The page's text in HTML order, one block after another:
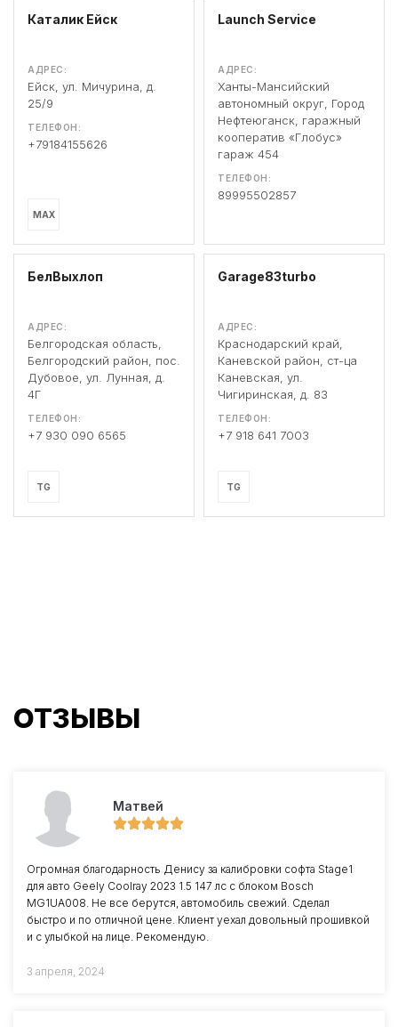
Каталик Ейск
АДРЕС:
Ейск, ул. Мичурина, д.
25/9
ТЕЛЕФОН:
+79184155626
MAX
Launch Service
АДРЕС:
Ханты-Мансийский
автономный округ, Город
Нефтеюганск, гаражный
кооператив «Глобус»
гараж 454
ТЕЛЕФОН:
89995502857
БелВыхлоп
АДРЕС:
Белгородская область,
Белгородский район, пос.
Дубовое, ул. Лунная, д.
4Г
ТЕЛЕФОН:
+7 930 090 6565
TG
Garage83turbo
АДРЕС:
Краснодарский край,
Каневской район, ст-ца
Каневская, ул.
Чигиринская, д. 83
ТЕЛЕФОН:
+7 918 641 7003
TG
ОТЗЫВЫ
Матвей
Огромная благодарность Денису за калибровки софта Stage1
для авто Geely Coolray 2023 1.5 147 лс с блоком Bosch
MG1UA008. Не все берутся, автомобиль свежий. Сделал
быстро и по отличной цене. Клиент уехал довольный прошивкой
и с улыбкой на лице. Рекомендую.
3 апреля, 2024